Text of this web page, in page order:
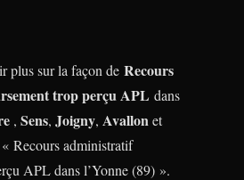
plus sur la façon de Recours
trop perçu APL dans
, Sens, Joigny, Avallonet
Recours administratif
APL dans l’Yonne (89) ».